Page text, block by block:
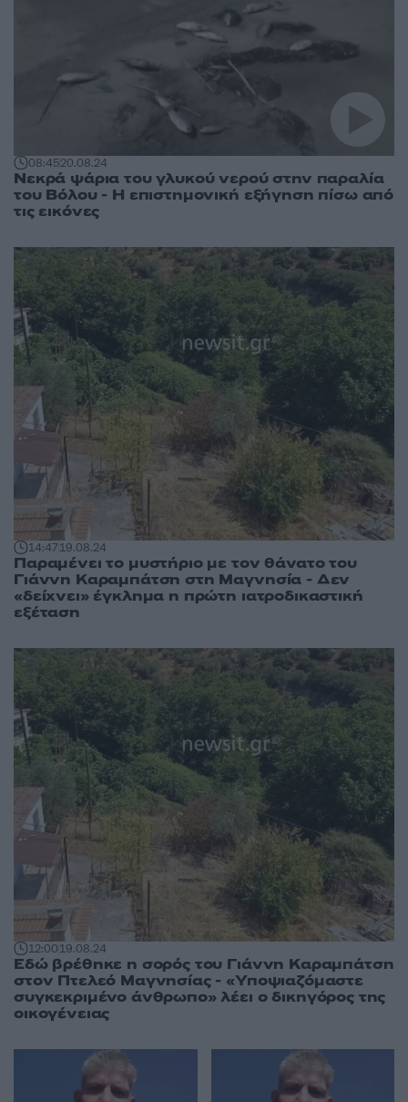
08:4520.08.24
Νεκρά ψάρια του γλυκού νερού στην παραλία
του Βόλου - Η επιστημονική εξήγηση πίσω από
τις εικόνες
14:4719.08.24
Παραμένει το μυστήριο με τον θάνατο του
Γιάννη Καραμπάτση στη Μαγνησία - Δεν
«δείχνει» έγκλημα η πρώτη ιατροδικαστική
εξέταση
12:0019.08.24
Εδώ βρέθηκε η σορός του Γιάννη Καραμπάτση
στον Πτελεό Μαγνησίας - «Υποψιαζόμαστε
συγκεκριμένο άνθρωπο» λέει ο δικηγόρος της
οικογένειας